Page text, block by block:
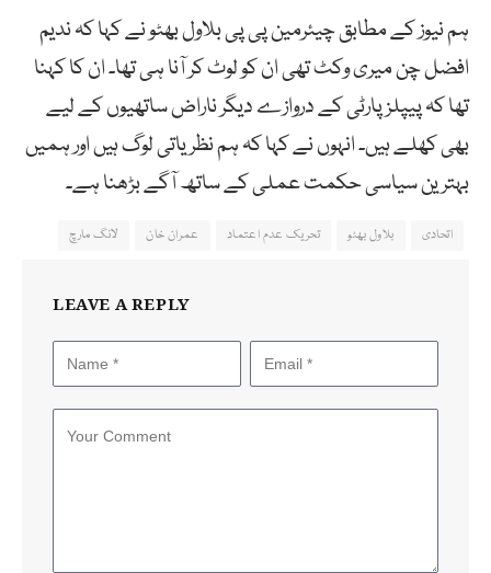
ہم نیوز کے مطابق چیئرمین پی پی بلاول بھٹو نے کہا کہ ندیم
افضل چن میری وکٹ تھی ان کو لوٹ کر آنا ہی تھا۔ ان کا کہنا
تھا کہ پیپلزپارٹی کے دروازے دیگر ناراض ساتھیوں کے لیے
بھی کھلے ہیں۔ انہوں نے کہا کہ ہم نظریاتی لوگ ہیں اور ہمیں
بہترین سیاسی حکمت عملی کے ساتھ آگے بڑھنا ہے۔
اتحادی بلاول بھٹو تحریک عدم اعتماد عمران خان لانگ مارچ
LEAVE A REPLY